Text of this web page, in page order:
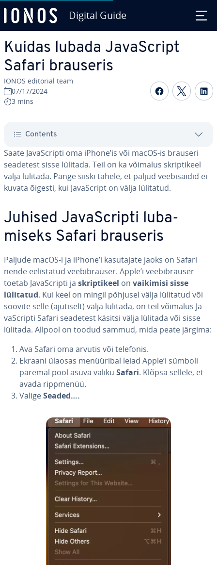
Digital Guide
Kuidas lubada Ja­vaSc­ript
Safari brauseris
IONOS editorial team
07/17/2024
3 mins
Share on
Contents
Saate Ja­vaSc­ripti oma iPhone’is või macOS-is brauseri
seadetest sisse lülitada. Teil on ka võimalus skrip­ti­keel
välja lülitada. Pange siiski tähele, et paljud vee­bi­sai­did ei
kuvata õigesti, kui Ja­vaSc­ript on välja lülitatud.
Juhised Ja­vaSc­ripti lu­ba­
miseks Safari brauseris
Paljude macOS-i ja iPhone’i ka­su­ta­jate jaoks on Safari
nende eelis­ta­tud vee­bib­rau­ser. Apple’i vee­bib­rau­ser
toetab Ja­vaSc­ripti ja skrip­ti­keel on vaikimisi sisse
lülitatud. Kui keel on mingil põhjusel välja lülitatud või
soovite selle (ajutiselt) välja lülitada, on teil võimalus Ja­
vaSc­ripti Safari seadetest käsitsi välja lülitada või sisse
lülitada. Allpool on toodud sammud, mida peate järgima:
Ava Safari oma arvutis või telefonis.
Ekraani ülaosas me­nüü­ri­bal leiad Apple’i sümboli
paremal pool asuva valiku Safari. Klõpsa sellele, et
avada rippmenüü.
ValigeSeaded….